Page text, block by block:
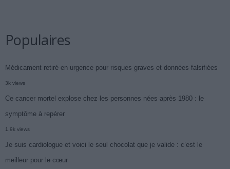
Populaires
Médicament retiré en urgence pour risques graves et données falsifiées
3k views
Ce cancer mortel explose chez les personnes nées après 1980 : le
symptôme à repérer
1.9k views
Je suis cardiologue et voici le seul chocolat que je valide : c’est le
meilleur pour le cœur